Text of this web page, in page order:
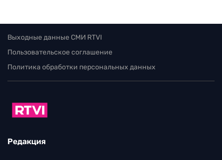
Выходные данные СМИ RTVI
Пользовательское соглашение
Политика обработки персональных данных
Редакция